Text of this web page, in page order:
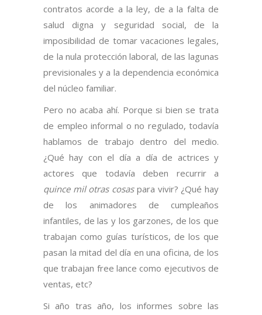
contratos acorde a la ley, de a la falta de
salud digna y seguridad social, de la
imposibilidad de tomar vacaciones legales,
de la nula protección laboral, de las lagunas
previsionales y a la dependencia económica
del núcleo familiar.
Pero no acaba ahí. Porque si bien se trata
de empleo informal o no regulado, todavía
hablamos de trabajo dentro del medio.
¿Qué hay con el día a día de actrices y
actores que todavía deben recurrir a
quince mil otras cosas para vivir? ¿Qué hay
de los animadores de cumpleaños
infantiles, de las y los garzones, de los que
trabajan como guías turísticos, de los que
pasan la mitad del día en una oficina, de los
que trabajan free lance como ejecutivos de
ventas, etc?
Si año tras año, los informes sobre las